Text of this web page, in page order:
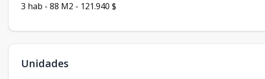
3 hab - 88 M2 - 121.940 $
Unidades